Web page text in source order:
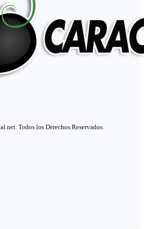
Todos los Derechos Reservados.